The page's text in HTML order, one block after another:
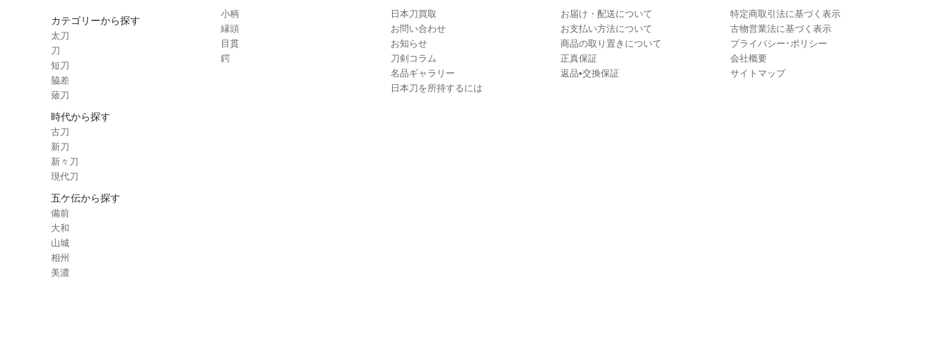
カテゴリーから探す
太刀
刀
短刀
脇差
薙刀
時代から探す
古刀
新刀
新々刀
現代刀
五ケ伝から探す
備前
大和
山城
相州
美濃
小柄
縁頭
目貫
鍔
日本刀買取
お問い合わせ
お知らせ
刀剣コラム
名品ギャラリー
日本刀を所持するには
お届け・配送について
お支払い方法について
商品の取り置きについて
正真保証
返品•交換保証
特定商取引法に基づく表示
古物営業法に基づく表示
プライバシー･ポリシー
会社概要
サイトマップ